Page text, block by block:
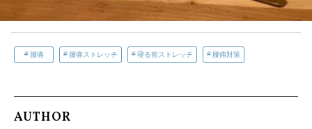
腰痛 腰痛ストレッチ 寝る前ストレッチ 腰痛対策
AUTHOR